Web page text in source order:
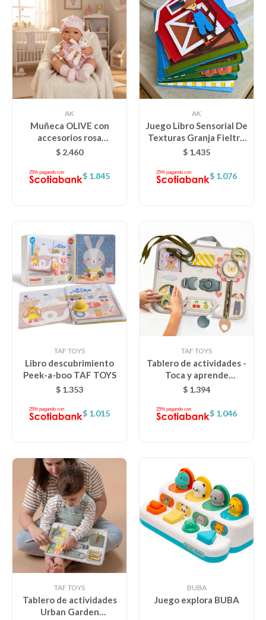
AK
Muñeca OLIVE con
accesorios rosa
NEWBORN
$ 2.460
$ 1.845
AK
Juego Libro Sensorial De
Texturas Granja Fieltro
Montessori
$ 1.435
$ 1.076
TAF TOYS
Libro descubrimiento
Peek-a-boo TAF TOYS
$ 1.353
$ 1.015
TAF TOYS
Tablero de actividades -
Toca y aprende
montessori taf toys
$ 1.394
$ 1.046
TAF TOYS
Tablero de actividades
Urban Garden
BUBA
Juego explora BUBA